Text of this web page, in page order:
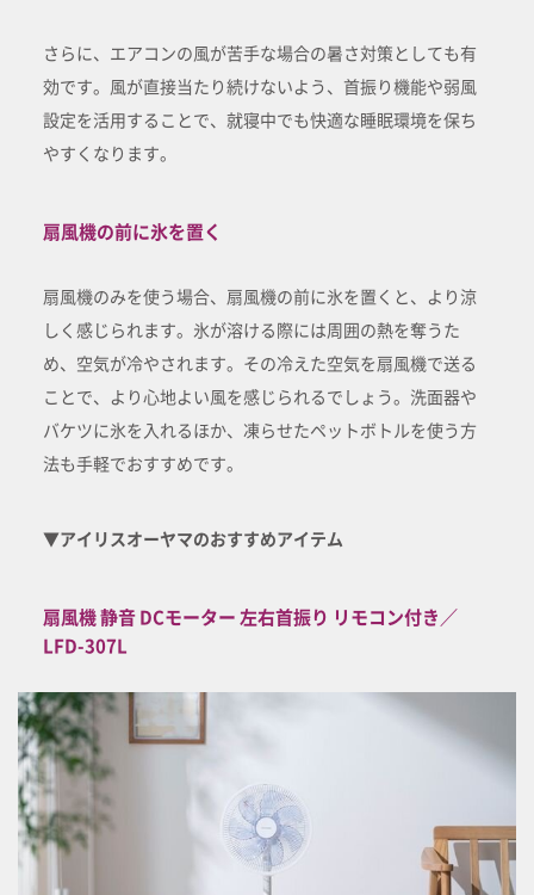
さらに、エアコンの風が苦手な場合の暑さ対策としても有
効です。風が直接当たり続けないよう、首振り機能や弱風
設定を活用することで、就寝中でも快適な睡眠環境を保ち
やすくなります。
扇風機の前に氷を置く
扇風機のみを使う場合、扇風機の前に氷を置くと、より涼
しく感じられます。氷が溶ける際には周囲の熱を奪うた
め、空気が冷やされます。その冷えた空気を扇風機で送る
ことで、より心地よい風を感じられるでしょう。洗面器や
バケツに氷を入れるほか、凍らせたペットボトルを使う方
法も手軽でおすすめです。
▼アイリスオーヤマのおすすめアイテム
扇風機 静音 DCモーター 左右首振り リモコン付き／
LFD-307L